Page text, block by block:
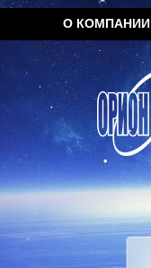
О КОМПАНИИ